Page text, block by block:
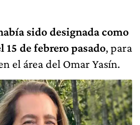
sido designada como
15 de febrero pasado, para
el área del Omar Yasín.